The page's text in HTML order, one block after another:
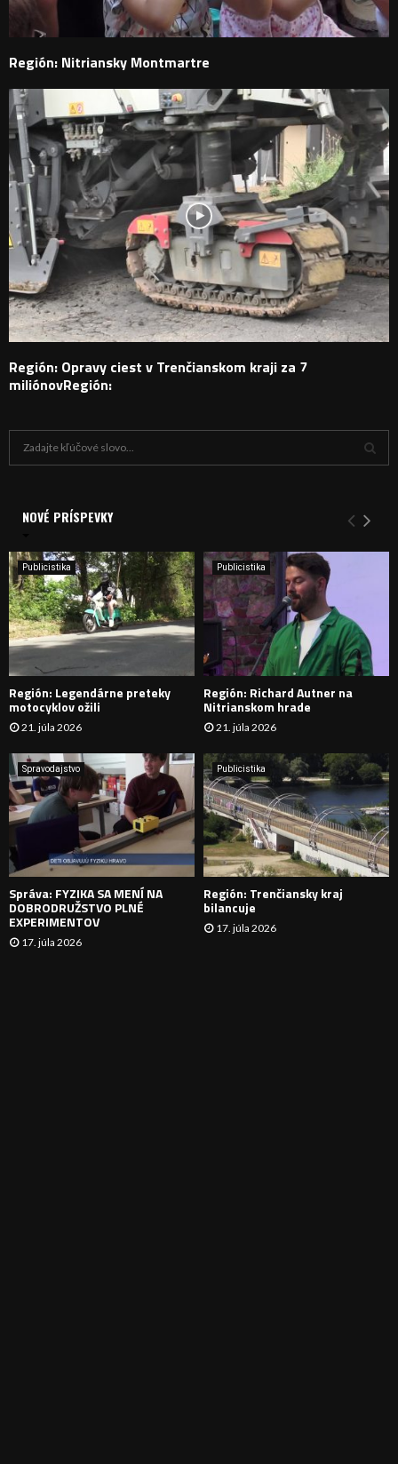
Región: Nitriansky Montmartre
Región: Opravy ciest v Trenčianskom kraji za 7
miliónovRegión:
i
e
:
Y
H
D
A
N
I
E
NOVÉ PRÍSPEVKY
Publicistika
Región: Legendárne preteky
motocyklov ožili
21. júla 2026
Publicistika
Región: Richard Autner na
Nitrianskom hrade
21. júla 2026
Spravodajstvo
Správa: FYZIKA SA MENÍ NA
DOBRODRUŽSTVO PLNÉ
EXPERIMENTOV
17. júla 2026
Publicistika
Región: Trenčiansky kraj
bilancuje
17. júla 2026